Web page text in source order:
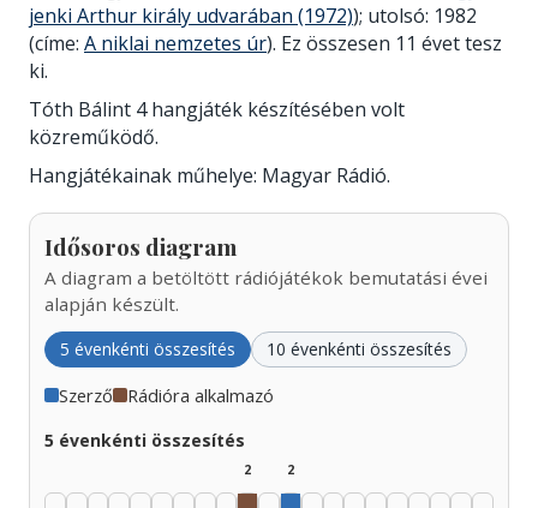
jenki Arthur király udvarában (1972)); utolsó: 1982
(címe: A niklai nemzetes úr). Ez összesen 11 évet tesz
ki.
Tóth Bálint 4 hangjáték készítésében volt
közreműködő.
Hangjátékainak műhelye: Magyar Rádió.
Idősoros diagram
A diagram a betöltött rádiójátékok bemutatási évei
alapján készült.
5 évenkénti összesítés 10 évenkénti összesítés
Szerző Rádióra alkalmazó
5 évenkénti összesítés
2 2